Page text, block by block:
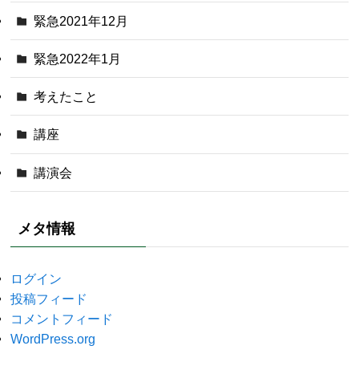
緊急2021年12月
緊急2022年1月
考えたこと
講座
講演会
メタ情報
ログイン
投稿フィード
コメントフィード
WordPress.org